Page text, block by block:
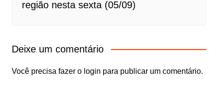
região nesta sexta (05/09)
Deixe um comentário
Você precisa fazer o login para publicar um comentário.